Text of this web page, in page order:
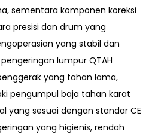
sementara komponen koreksi
presisi dan drum yang
yang stabil dan
lumpur QTAH
yang tahan lama,
pengumpul baja tahan karat
yang sesuai dengan standar CE
yang higienis, rendah